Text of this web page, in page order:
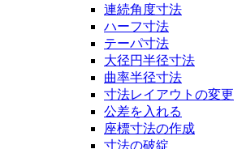
連続角度寸法
ハーフ寸法
テーパ寸法
大径円半径寸法
曲率半径寸法
寸法レイアウトの変更
公差を入れる
座標寸法の作成
寸法の破綻